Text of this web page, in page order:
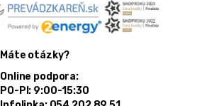
Máte otázky?
Online podpora:
PO-PI: 9:00-15:30